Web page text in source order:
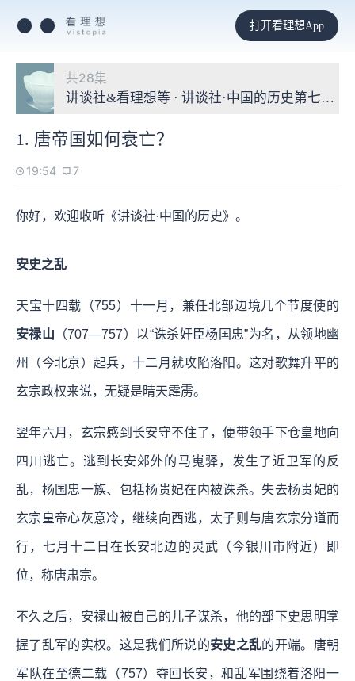
打开看理想App
共28集
讲谈社&看理想等 · 讲谈社·中国的历史第七季：
1. 唐帝国如何衰亡？
19:54 7
你好，欢迎收听《讲谈社·中国的历史》。
安史之乱
天宝十四载（755）十一月，兼任北部边境几个节度使的
安禄山 （707—757）以“诛杀奸臣杨国忠”为名，从领地幽
州（今北京）起兵，十二月就攻陷洛阳。这对歌舞升平的
玄宗政权来说，无疑是晴天霹雳。
翌年六月，玄宗感到长安守不住了，便带领手下仓皇地向
四川逃亡。逃到长安郊外的马嵬驿，发生了近卫军的反
乱，杨国忠一族、包括杨贵妃在内被诛杀。失去杨贵妃的
玄宗皇帝心灰意冷，继续向西逃，太子则与唐玄宗分道而
行，七月十二日在长安北边的灵武（今银川市附近）即
位，称唐肃宗。
不久之后，安禄山被自己的儿子谋杀，他的部下史思明掌
握了乱军的实权。这是我们所说的安史之乱的开端。唐朝
军队在至德二载（757）夺回长安，和乱军围绕着洛阳一